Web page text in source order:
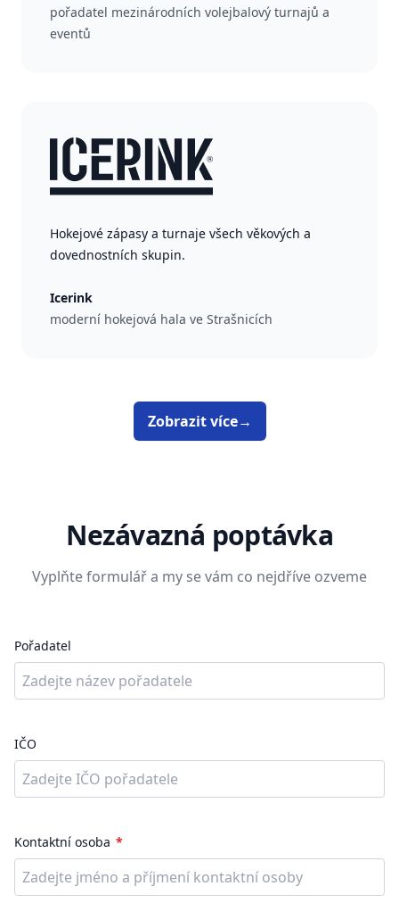
pořadatel mezinárodních volejbalový turnajů a
eventů
Hokejové zápasy a turnaje všech věkových a
dovednostních skupin.
Icerink
moderní hokejová hala ve Strašnicích
Zobrazit více→
Nezávazná poptávka
Vyplňte formulář a my se vám co nejdříve ozveme
Pořadatel
IČO
Kontaktní osoba